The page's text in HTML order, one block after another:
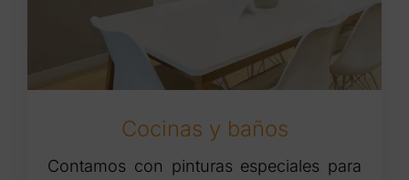
Cocinas y baños
Contamos con pinturas especiales para